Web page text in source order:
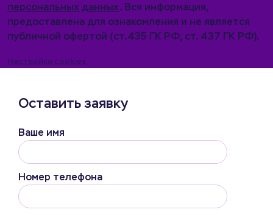
персональных данных. Вся информация,
предоставлена для ознакомления и не является
публичной офертой (ст.435 ГК РФ, cт. 437 ГК РФ).
Настройки cookies
Оставить заявку
Ваше имя
Номер телефона